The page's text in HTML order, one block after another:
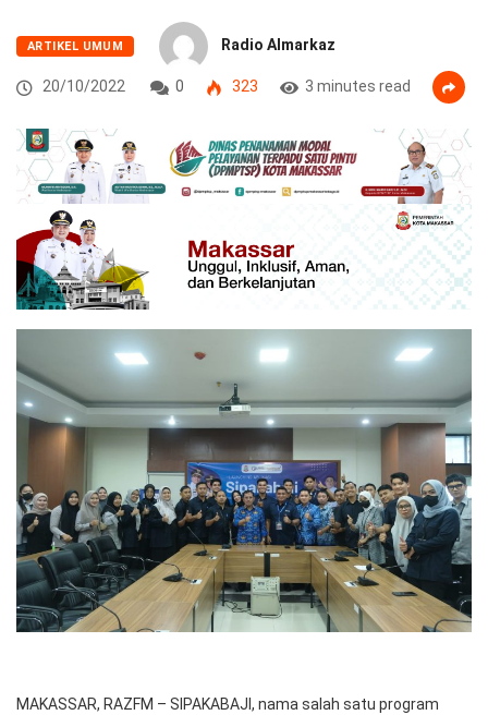
ARTIKEL UMUM Radio Almarkaz
20/10/2022 0 323 3 minutes read
MAKASSAR, RAZFM – SIPAKABAJI, nama salah satu program